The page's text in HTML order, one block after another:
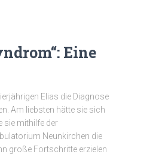
Eine
Elias die Diagnose
Am liebsten hätte sie sich
sie mithilfe der
Neunkirchen die
große Fortschritte erzielen